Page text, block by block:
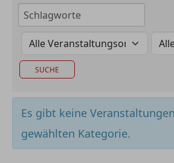
Es gibt keine
gewählten Kategorie.